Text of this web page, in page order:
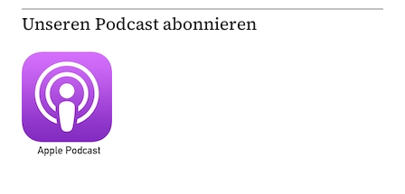
Unseren Podcast abonnieren